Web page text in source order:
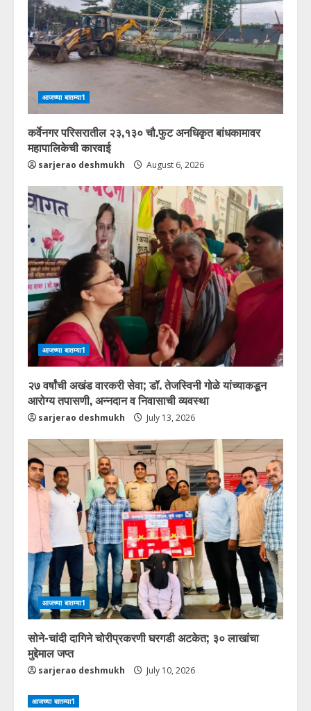
आजच्या बातम्या1
कर्वेनगर परिसरातील २३,१३० चौ.फुट अनधिकृत बांधकामावर
महापालिकेची कारवाई
sarjerao deshmukh August 6, 2026
आजच्या बातम्या1
२७ वर्षांची अखंड वारकरी सेवा; डॉ. तेजस्विनी गोळे यांच्याकडून
आरोग्य तपासणी, अन्नदान व निवासाची व्यवस्था
sarjerao deshmukh July 13, 2026
आजच्या बातम्या1
सोने-चांदी दागिने चोरीप्रकरणी घरगडी अटकेत; ३० लाखांचा
मुद्देमाल जप्त
sarjerao deshmukh July 10, 2026
आजच्या बातम्या1